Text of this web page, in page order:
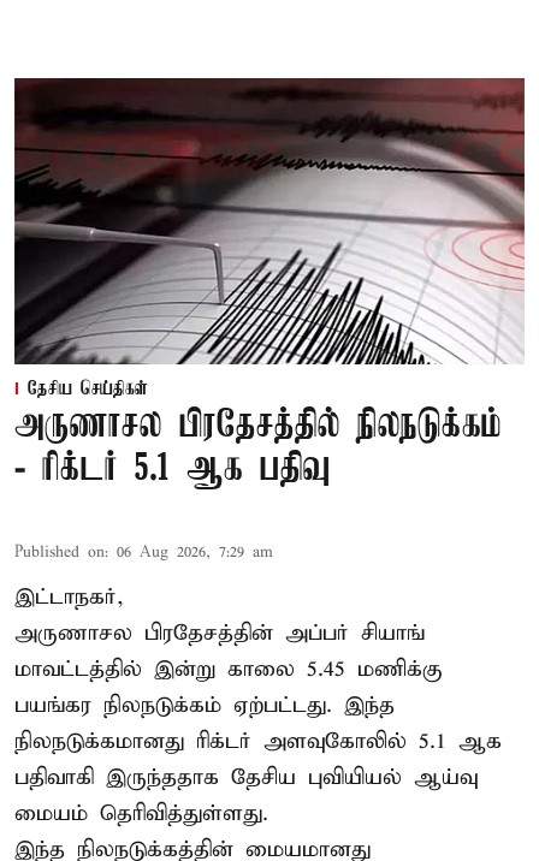
தேசிய செய்திகள்
அருணாசல பிரதேசத்தில் நிலநடுக்கம்
- ரிக்டர் 5.1 ஆக பதிவு
Published on: 06 Aug 2026, 7:29 am
இட்டாநகர்,
அருணாசல பிரதேசத்தின் அப்பர் சியாங்
மாவட்டத்தில் இன்று காலை 5.45 மணிக்கு
பயங்கர நிலநடுக்கம் ஏற்பட்டது. இந்த
நிலநடுக்கமானது ரிக்டர் அளவுகோலில் 5.1 ஆக
பதிவாகி இருந்ததாக தேசிய புவியியல் ஆய்வு
மையம் தெரிவித்துள்ளது.
இந்த நிலநடுக்கத்தின் மையமானது